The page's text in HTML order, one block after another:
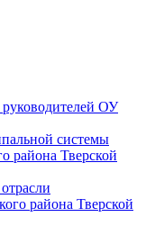
ОУ
системы
района Тверской
района Тверской